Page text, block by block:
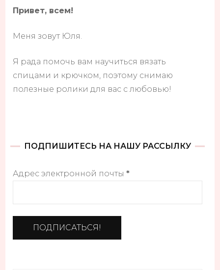
Привет, всем!
Меня зовут Юля.
Я рада помочь вам научиться вязать
спицами и крючком, поэтому снимаю
полезные ролики для вас с любовью!
ПОДПИШИТЕСЬ НА НАШУ РАССЫЛКУ
Адрес электронной почты*